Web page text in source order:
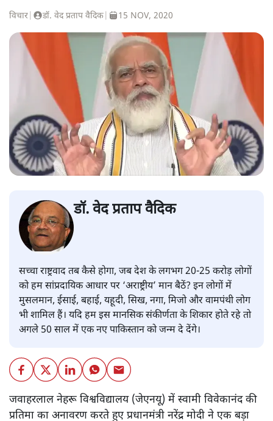
विचार डॉ. वेद प्रताप वैदिक 15 NOV, 2020
डॉ. वेद प्रताप वैदिक
सच्चा राष्ट्रवाद तब कैसे होगा, जब देश के लगभग 20-25 करोड़ लोगों
को हम सांप्रदायिक आधार पर ‘अराष्ट्रीय’ मान बैठें? इन लोगों में
मुसलमान, ईसाई, बहाई, यहूदी, सिख, नगा, मिजो और वामपंथी लोग
भी शामिल हैं। यदि हम इस मानसिक संकीर्णता के शिकार होते रहे तो
अगले 50 साल में एक नए पाकिस्तान को जन्म दे देंगे।
जवाहरलाल नेहरू विश्वविद्यालय (जेएनयू) में स्वामी विवेकानंद की
प्रतिमा का अनावरण करते हुए प्रधानमंत्री नरेंद्र मोदी ने एक बड़ा